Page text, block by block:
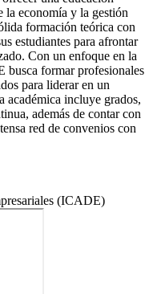
la economía y la gestión
formación teórica con
estudiantes para afrontar
Con un enfoque en la
busca formar profesionales
para liderar en un
académica incluye grados,
además de contar con
red de convenios con
(ICADE)